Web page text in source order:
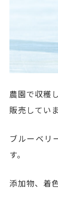
農園で収穫
販売していま
ブルーベリ
す。
添加物、着